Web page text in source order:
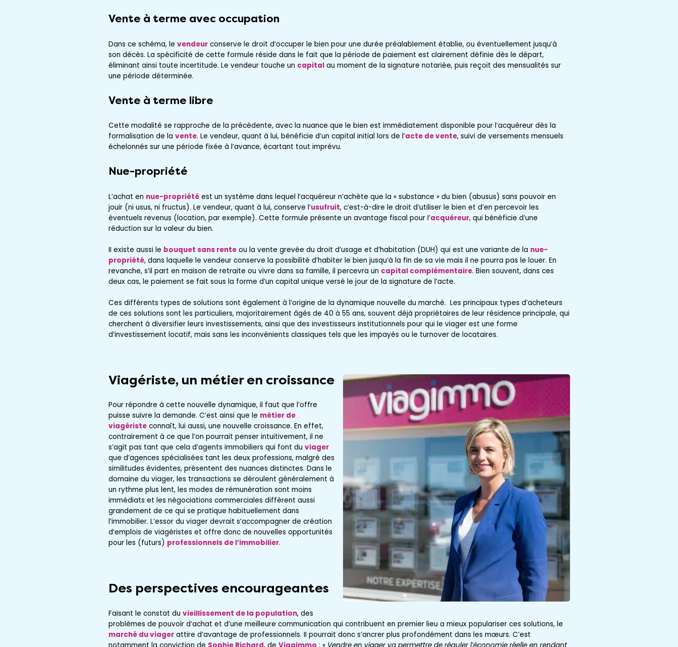
Vente à terme avec occupation
Dans ce schéma, le vendeurconserve le droit d’occuper le bien pour une durée préalablement établie, ou éventuellement jusqu’à
son décès. La spécificité de cette formule réside dans le fait que la période de paiement est clairement définie dès le départ,
éliminant ainsi toute incertitude. Le vendeur touche un capitalau moment de la signature notariée, puis reçoit des mensualités sur
une période déterminée.
Vente à terme libre
Cette modalité se rapproche de la précédente, avec la nuance que le bien est immédiatement disponible pour l’acquéreur dès la
formalisation de la vente. Le vendeur, quant à lui, bénéficie d’un capital initial lors de l’acte de vente, suivi de versements mensuels
échelonnés sur une période fixée à l’avance, écartant tout imprévu.
Nue-propriété
L’achat en nue-propriétéest un système dans lequel l’acquéreur n’achète que la « substance » du bien (abusus) sans pouvoir en
jouir (ni usus, ni fructus). Le vendeur, quant à lui, conserve l’usufruit, c’est-à-dire le droit d’utiliser le bien et d’en percevoir les
éventuels revenus (location, par exemple). Cette formule présente un avantage fiscal pour I’acquéreur, qui bénéficie d’une
réduction sur la valeur du bien.
II existe aussi le bouquet sans renteou la vente grevée du droit d’usage et d’habitation (DUH) qui est une variante de la nue-
propriété, dans laquelle le vendeur conserve la possibilité d’habiter le bien jusqu’à la fin de sa vie mais il ne pourra pas le louer. En
revanche, s’il part en maison de retraite ou vivre dans sa famille, il percevra un capital complémentaire. Bien souvent, dans ces
deux cas, le paiement se fait sous la forme d’un capital unique versé le jour de la signature de l’acte.
Ces différents types de solutions sont également à l’origine de la dynamique nouvelle du marché. Les principaux types d’acheteurs
de ces solutions sont les particuliers, majoritairement âgés de 40 à 55 ans, souvent déjà propriétaires de leur résidence principale, qui
cherchent à diversifier leurs investissements, ainsi que des investisseurs institutionnels pour qui le viager est une forme
d’investissement locatif, mais sans les inconvénients classiques tels que les impayés ou le turnover de locataires.
Viagériste, un métier en croissance
Pour répondre à cette nouvelle dynamique, il faut que l’offre
puisse suivre la demande. C’est ainsi que le métier de
viagéristeconnaît, lui aussi, une nouvelle croissance. En effet,
contrairement à ce que l’on pourrait penser intuitivement, il ne
s’agit pas tant que cela d’agents immobiliers qui font du viager
que d’agences spécialisées tant les deux professions, malgré des
similitudes évidentes, présentent des nuances distinctes. Dans le
domaine du viager, les transactions se déroulent généralement à
un rythme plus lent, les modes de rémunération sont moins
immédiats et les négociations commerciales diffèrent aussi
grandement de ce qui se pratique habituellement dans
l’immobilier. L’essor du viager devrait s’accompagner de création
d’emplois de viagéristes et offre donc de nouvelles opportunités
pour les (futurs) professionnels de l’immobilier.
Des perspectives encourageantes
Faisant le constat du vieillissement de la population, des
problèmes de pouvoir d’achat et d’une meilleure communication qui contribuent en premier lieu a mieux populariser ces solutions, le
marché du viagerattire d’avantage de professionnels. II pourrait donc s’ancrer plus profondément dans les mœurs. C’est
notamment la conviction de Sophie Richard, de Viagimmo : « Vendre en viager va permettre de réguler l’économie réelle en rendant